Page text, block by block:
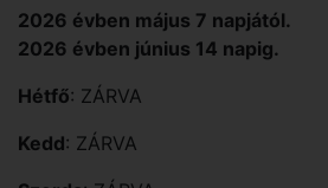
2026 évben május 7 napjától.
2026 évben június 14 napig.
Hétfő: ZÁRVA
Kedd: ZÁRVA